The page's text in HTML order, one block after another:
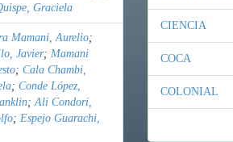
Graciela
Mamani, Aurelio;
Javier; Mamani
; Cala Chambi,
; Conde López,
;Ali Condori,
; Espejo Guarachi,
CIENCIA
COCA
COLONIAL